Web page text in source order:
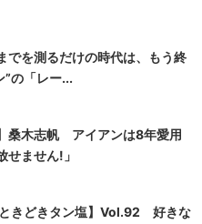
でを測るだけの時代は、もう終
の「レー...
桑木志帆 アイアンは8年愛用
せません!」
ときどきタン塩】Vol.92 好きな